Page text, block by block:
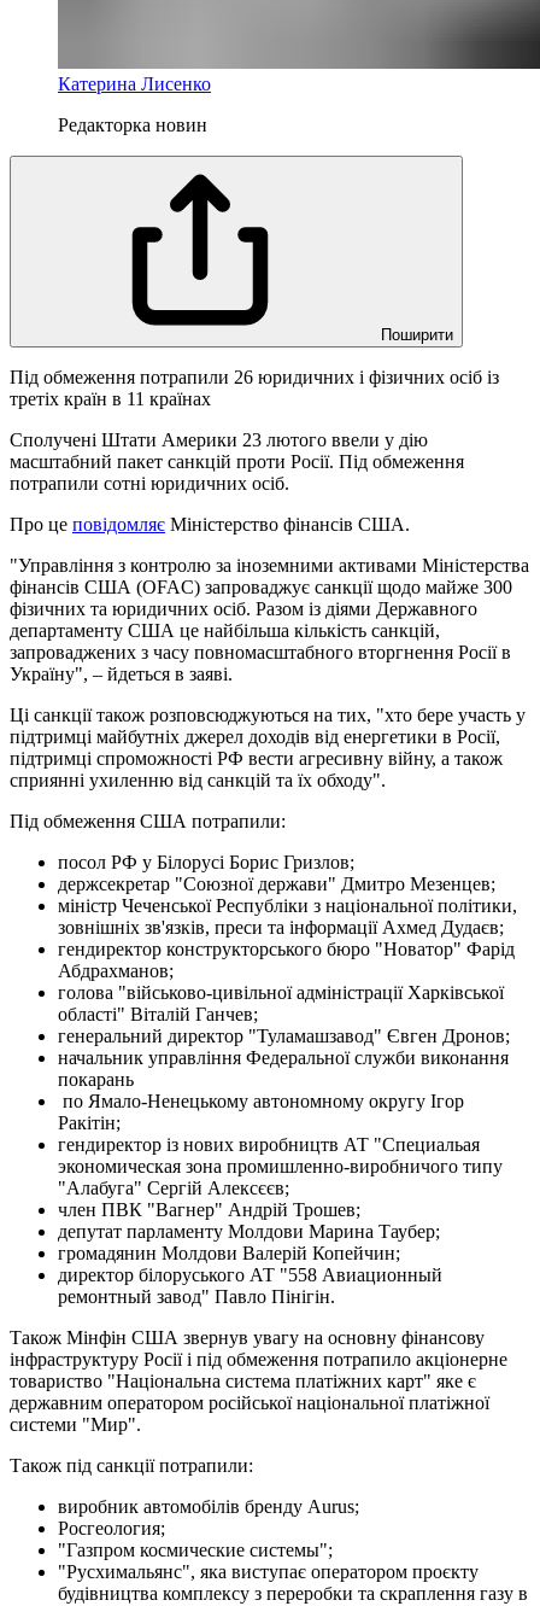
Катерина Лисенко
Редакторка новин
Поширити
Під обмеження потрапили 26 юридичних і фізичних осіб із
третіх країн в 11 країнах
Сполучені Штати Америки 23 лютого ввели у дію
масштабний пакет санкцій проти Росії. Під обмеження
потрапили сотні юридичних осіб.
Про це повідомляє Міністерство фінансів США.
"Управління з контролю за іноземними активами Міністерства
фінансів США (OFAC) запроваджує санкції щодо майже 300
фізичних та юридичних осіб. Разом із діями Державного
департаменту США це найбільша кількість санкцій,
запроваджених з часу повномасштабного вторгнення Росії в
Україну", – йдеться в заяві.
Ці санкції також розповсюджуються на тих, "хто бере участь у
підтримці майбутніх джерел доходів від енергетики в Росії,
підтримці спроможності РФ вести агресивну війну, а також
сприянні ухиленню від санкцій та їх обходу".
Під обмеження США потрапили:
посол РФ у Білорусі Борис Гризлов;
держсекретар "Союзної держави" Дмитро Мезенцев;
міністр Чеченської Республіки з національної політики,
зовнішніх зв'язків, преси та інформації Ахмед Дудаєв;
гендиректор конструкторського бюро "Новатор" Фарід
Абдрахманов;
голова "військово-цивільної адміністрації Харківської
області" Віталій Ганчев;
генеральний директор "Туламашзавод" Євген Дронов;
начальник управління Федеральної служби виконання
покарань
по Ямало-Ненецькому автономному округу Ігор
Ракітін;
гендиректор із нових виробництв АТ "Специальая
экономическая зона промишленно-виробничого типу
"Алабуга" Сергій Алексєєв;
член ПВК "Вагнер" Андрій Трошев;
депутат парламенту Молдови Марина Таубер;
громадянин Молдови Валерій Копейчин;
директор білоруського АТ "558 Авиационный
ремонтный завод" Павло Пінігін.
Також Мінфін США звернув увагу на основну фінансову
інфраструктуру Росії і під обмеження потрапило акціонерне
товариство "Національна система платіжних карт" яке є
державним оператором російської національної платіжної
системи "Мир".
Також під санкції потрапили:
виробник автомобілів бренду Aurus;
Росгеология;
"Газпром космические системы";
"Русхимальянс", яка виступає оператором проєкту
будівництва комплексу з переробки та скраплення газу в